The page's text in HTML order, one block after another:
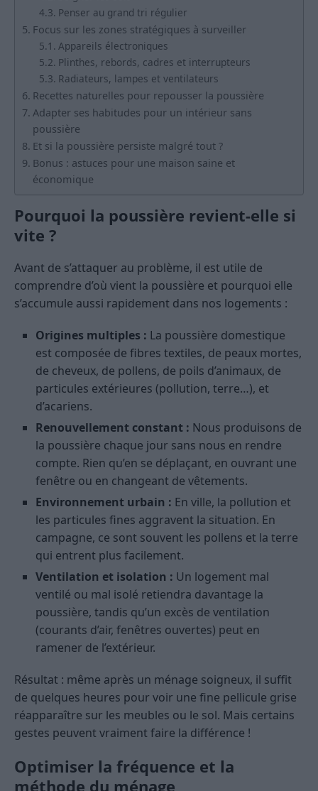
Penser au grand tri régulier
Focus sur les zones stratégiques à surveiller
Appareils électroniques
Plinthes, rebords, cadres et interrupteurs
Radiateurs, lampes et ventilateurs
Recettes naturelles pour repousser la poussière
Adapter ses habitudes pour un intérieur sans
poussière
Et si la poussière persiste malgré tout ?
Bonus : astuces pour une maison saine et
économique
Pourquoi la poussière revient-elle si
vite ?
Avant de s’attaquer au problème, il est utile de
comprendre d’où vient la poussière et pourquoi elle
s’accumule aussi rapidement dans nos logements :
Origines multiples : La poussière domestique
est composée de fibres textiles, de peaux mortes,
de cheveux, de pollens, de poils d’animaux, de
particules extérieures (pollution, terre…), et
d’acariens.
Renouvellement constant : Nous produisons de
la poussière chaque jour sans nous en rendre
compte. Rien qu’en se déplaçant, en ouvrant une
fenêtre ou en changeant de vêtements.
Environnement urbain : En ville, la pollution et
les particules fines aggravent la situation. En
campagne, ce sont souvent les pollens et la terre
qui entrent plus facilement.
Ventilation et isolation : Un logement mal
ventilé ou mal isolé retiendra davantage la
poussière, tandis qu’un excès de ventilation
(courants d’air, fenêtres ouvertes) peut en
ramener de l’extérieur.
Résultat : même après un ménage soigneux, il suffit
de quelques heures pour voir une fine pellicule grise
réapparaître sur les meubles ou le sol. Mais certains
gestes peuvent vraiment faire la différence !
Optimiser la fréquence et la
méthode du ménage